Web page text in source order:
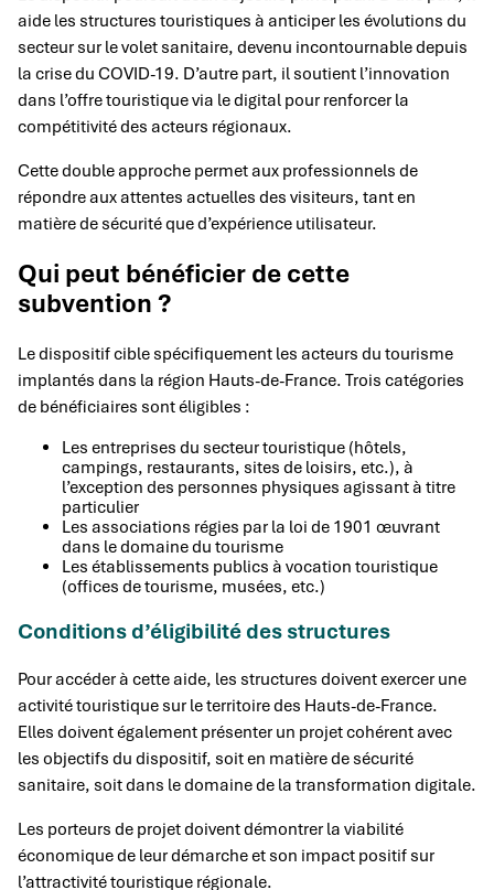
aide les structures touristiques à anticiper les évolutions du
secteur sur le volet sanitaire, devenu incontournable depuis
la crise du COVID-19. D’autre part, il soutient l’innovation
dans l’offre touristique via le digital pour renforcer la
compétitivité des acteurs régionaux.
Cette double approche permet aux professionnels de
répondre aux attentes actuelles des visiteurs, tant en
matière de sécurité que d’expérience utilisateur.
Qui peut bénéficier de cette
subvention ?
Le dispositif cible spécifiquement les acteurs du tourisme
implantés dans la région Hauts-de-France. Trois catégories
de bénéficiaires sont éligibles :
Les entreprises du secteur touristique (hôtels,
campings, restaurants, sites de loisirs, etc.), à
l’exception des personnes physiques agissant à titre
particulier
Les associations régies par la loi de 1901 œuvrant
dans le domaine du tourisme
Les établissements publics à vocation touristique
(offices de tourisme, musées, etc.)
Conditions d’éligibilité des structures
Pour accéder à cette aide, les structures doivent exercer une
activité touristique sur le territoire des Hauts-de-France.
Elles doivent également présenter un projet cohérent avec
les objectifs du dispositif, soit en matière de sécurité
sanitaire, soit dans le domaine de la transformation digitale.
Les porteurs de projet doivent démontrer la viabilité
économique de leur démarche et son impact positif sur
l’attractivité touristique régionale.